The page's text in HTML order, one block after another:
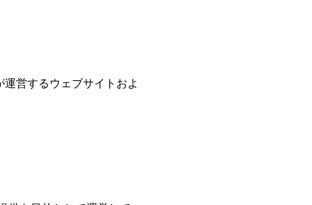
営するウェブサイトおよ